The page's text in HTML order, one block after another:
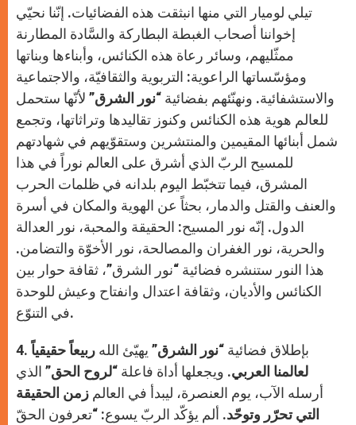
تيلي لوميار التي منها انبثقت هذه الفضائيات. إنّنا نحيّي
إخواننا أصحاب الغبطة البطاركة والسَّادة المطارنة
ممثّليهم، وسائر رعاة هذه الكنائس، وأبناءها وبناتها
ومؤسّساتها الراعوية: التربوية والثقافيّة، والاجتماعية
والاستشفائية. ونهنّئهم بفضائية “نور الشرق” لأنّها ستحمل
للعالم هوية هذه الكنائس وكنوز تقاليدها وتراثاتها، وتجمع
شمل أبنائها المقيمين والمنتشرين وستقوّيهم في شهادتهم
للمسيح الربّ الذي أشرق على العالم نوراً في هذا
المشرق، فيما تتخبّط اليوم بلدانه في ظلمات الحرب
والعنف والقتل والدمار، بحثاً عن الهوية والمكان في أسرة
الدول. إنّه نور المسيح: الحقيقة والمحبة، نور العدالة
والحرية، نور الغفران والمصالحة، نور الأخوّة والتضامن.
هذا النور ستنشره فضائية “نور الشرق”، ثقافة حوار بين
الكنائس والأديان، وثقافة اعتدال وانفتاح وعيش للوحدة
في التنوّع.
4. بإطلاق فضائية “نور الشرق” يهيّئ الله ربيعاً حقيقياً
لعالمنا العربي. ويجعلها أداة فاعلة “لروح الحق” الذي
أرسله الآب، يوم العنصرة، ليبدأ في العالم زمن الحقيقة
التي تحرّر وتوحّد. ألم يؤكّد الربّ يسوع: “تعرفون الحقّ